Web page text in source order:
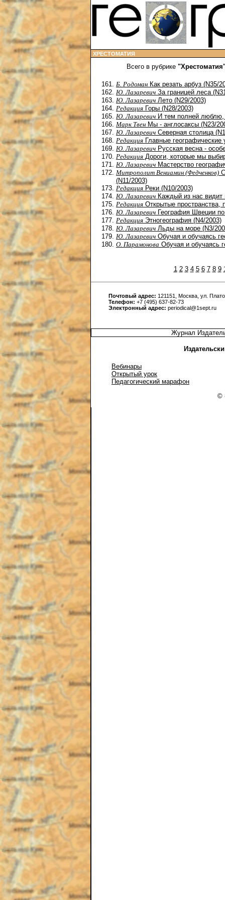
ХРЕСТОМАТИЯ
Всего в рубрике
Б. Родоман Как резать арбуз (N35/
Ю. Лазаревич За границей леса
Ю. Лазаревич Лето (N29/2003)
Редакция Горы (N28/2003)
Ю. Лазаревич И тем полней люблю,
Марк Твен Мы - англосаксы (N23/
Ю. Лазаревич Северная столица
Редакция Главные
Ю. Лазаревич Русская весна -
Редакция Дороги, которые мы
Ю. Лазаревич Мастерство
Митрополит Вениамин (Федченков)
(N11/2003)
Редакция Реки (N10/2003)
Ю. Лазаревич Каждый из нас
Редакция Открытые пространства,
Ю. Лазаревич География Швеции
Редакция Этногеография (N4/2003)
Ю. Лазаревич Льды на море (N3/
Ю. Лазаревич Обучая и обучаясь
О. Парамонова Обучая и обучаясь
1 2 3 4 5 6 7 8 9
Почтовый адрес: 121151, Москва, ул.
Телефон: +7 (495) 637-82-73
Электронный адрес: periodical@1sept.ru
Журнал
Вебинары
Открытый урок
Педагогический марафон
©